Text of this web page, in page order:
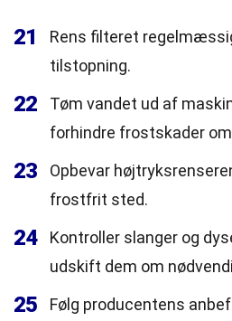
21
Rens filteret
tilstopning.
22
Tøm vandet ud af
forhindre frostskader
23
Opbevar
frostfrit sted.
24
Kontroller slanger og
udskift dem om
25 Følg producentens